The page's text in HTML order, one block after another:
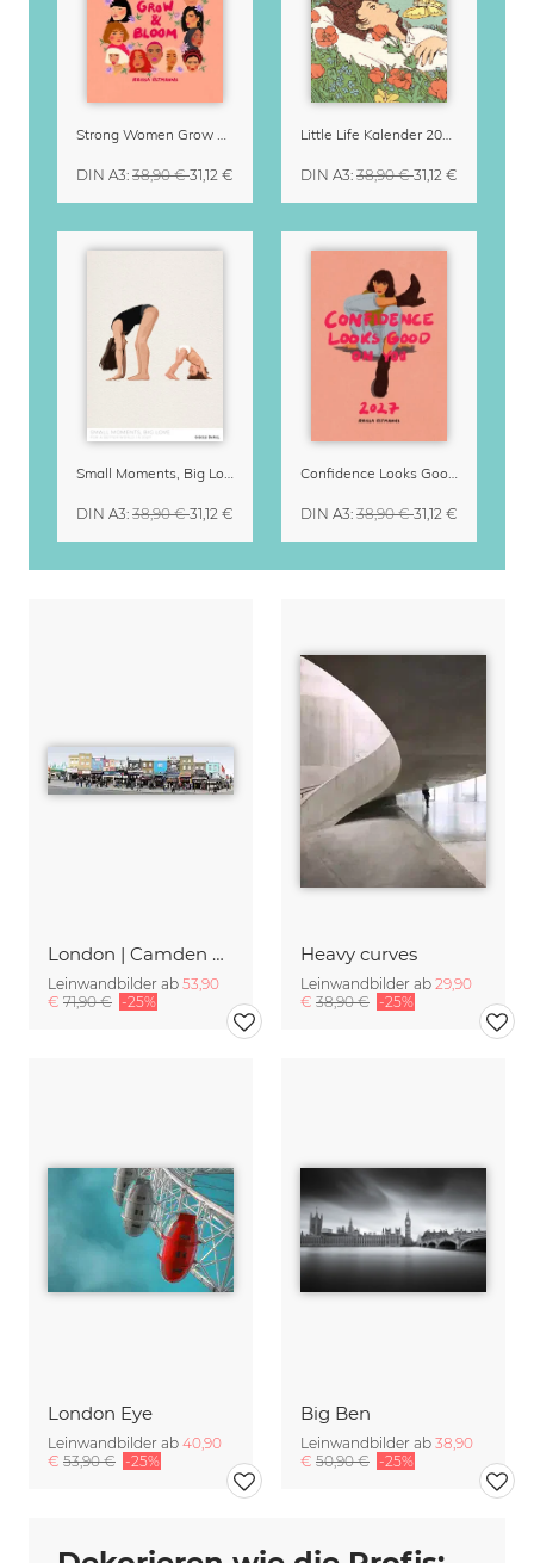
London | Camden High Street II
Leinwandbilder ab 53,90
€ 71,90 € -25%
Heavy curves
Leinwandbilder ab 29,90
€ 38,90 € -25%
London Eye
Leinwandbilder ab 40,90
€ 53,90 € -25%
Big Ben
Leinwandbilder ab 38,90
€ 50,90 € -25%
Strong Women Grow & Bloom Kalender 2027
DIN A3: 38,90 €31,12 €
Little Life Kalender 2027 von Simone Goder
DIN A3: 38,90 €31,12 €
Small Moments, Big Love – Mutterschaftskalender von Giselle Dekel
DIN A3: 38,90 €31,12 €
Confidence Looks Good On You Kalender 2027
DIN A3: 38,90 €31,12 €